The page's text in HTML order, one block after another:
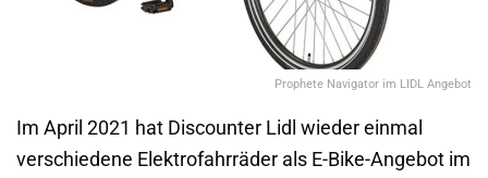
Prophete Navigator im LIDL Angebot
Im April 2021 hat Discounter Lidl wieder einmal
verschiedene Elektrofahrräder als E-Bike-Angebot im